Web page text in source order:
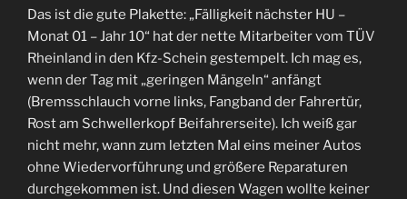
Das ist die gute Plakette: „Fälligkeit nächster HU –
Monat 01 – Jahr 10“ hat der nette Mitarbeiter vom TÜV
Rheinland in den Kfz-Schein gestempelt. Ich mag es,
wenn der Tag mit „geringen Mängeln“ anfängt
(Bremsschlauch vorne links, Fangband der Fahrertür,
Rost am Schwellerkopf Beifahrerseite). Ich weiß gar
nicht mehr, wann zum letzten Mal eins meiner Autos
ohne Wiedervorführung und größere Reparaturen
durchgekommen ist. Und diesen Wagen wollte keiner